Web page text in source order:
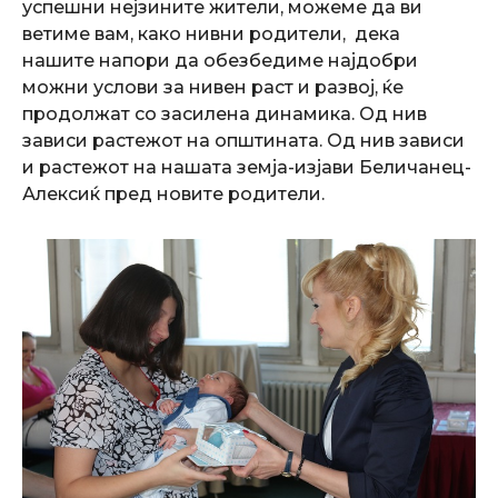
успешни нејзините жители, можеме да ви
ветиме вам, како нивни родители, дека
нашите напори да обезбедиме најдобри
можни услови за нивен раст и развој, ќе
продолжат со засилена динамика. Од нив
зависи растежот на општината. Од нив зависи
и растежот на нашата земја-изјави Беличанец-
Алексиќ пред новите родители.